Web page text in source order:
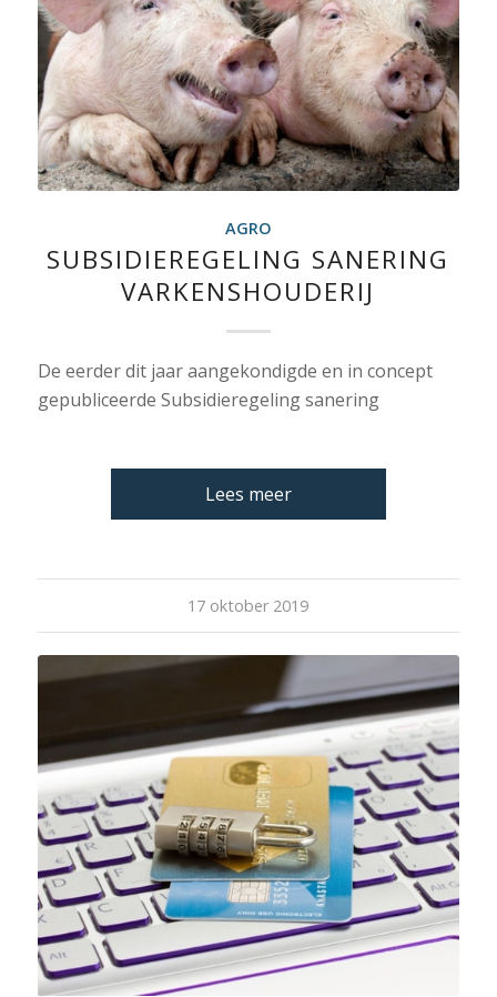
AGRO
SUBSIDIEREGELING SANERING
VARKENSHOUDERIJ
De eerder dit jaar aangekondigde en in concept
gepubliceerde Subsidieregeling sanering
Lees meer
17 oktober 2019